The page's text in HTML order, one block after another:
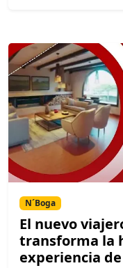
N´Boga
El nuevo
transforma la
experiencia